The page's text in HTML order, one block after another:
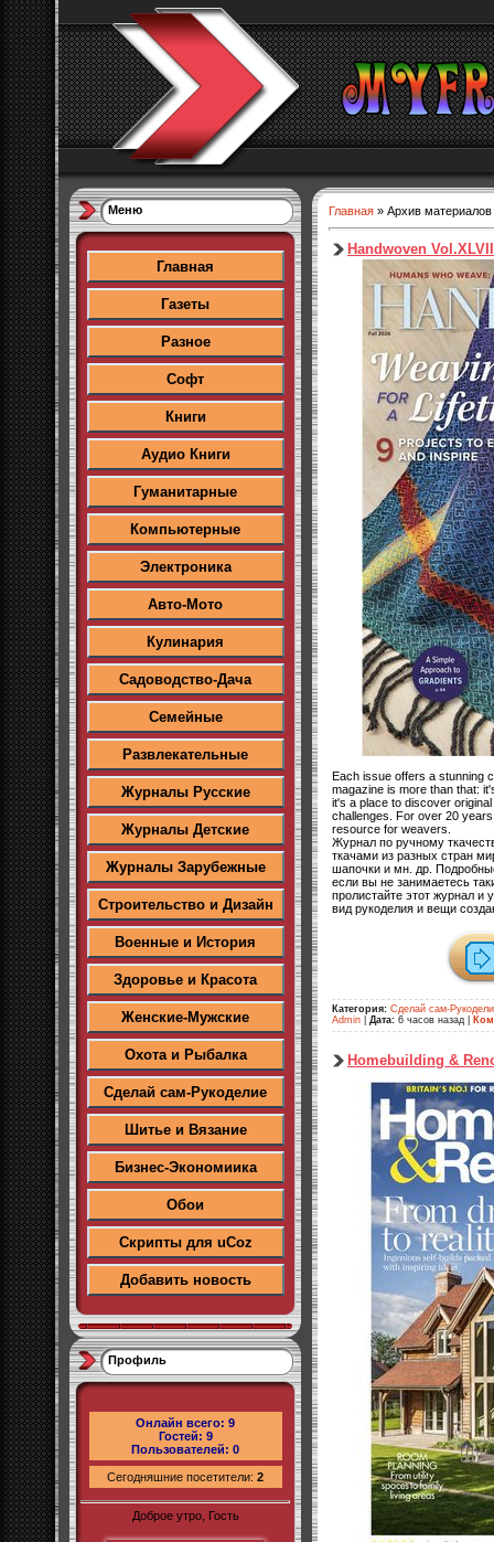
Меню
Главная
Газеты
Разное
Софт
Книги
Аудио Книги
Гуманитарные
Компьютерные
Электроника
Авто-Мото
Кулинария
Садоводство-Дача
Семейные
Развлекательные
Журналы Русские
Журналы Детские
Журналы Зарубежные
Строительство и Дизайн
Военные и История
Здоровье и Красота
Женские-Мужские
Охота и Рыбалка
Сделай сам-Рукоделие
Шитье и Вязание
Бизнес-Экономиика
Обои
Скрипты для uCoz
Добавить новость
Профиль
Онлайн всего: 9
Гостей: 9
Пользователей: 0
Сегодняшние посетители: 2
Доброе утро, Гость
Главная » Архив материалов
Handwoven
Each issue offers a stunning
magazine is more than that:
it's a place to discover
challenges. For over 20
resource for weavers.
Журнал по ручному
ткачами из разных стран
шапочки и мн. др.
если вы не занимаетесь
пролистайте этот журнал и
вид рукоделия и вещи
Категория: Сделай сам-
Admin
Дата: 6 часов назад
Homebuilding &